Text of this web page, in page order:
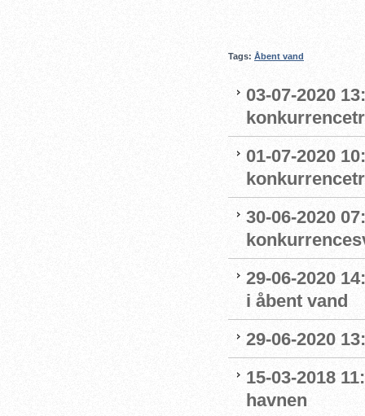
Tags: Åbent vand
03-07-2020
01-07-2020
30-06-2020
29-06-2020
i åbent vand
29-06-2020
15-03-2018
havnen